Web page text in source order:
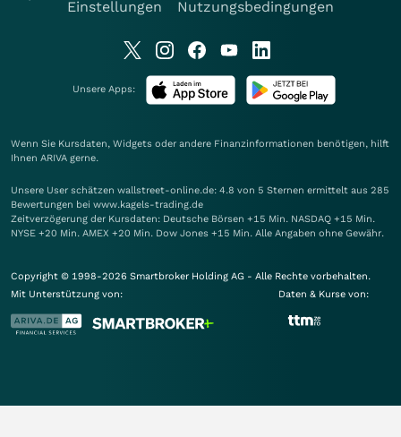
Einstellungen
Nutzungsbedingungen
Unsere Apps:
Wenn Sie Kursdaten, Widgets oder andere Finanzinformationen benötigen, hilft
Ihnen ARIVA gerne.
Unsere User schätzen wallstreet-online.de: 4.8 von 5 Sternen ermittelt aus 285
Bewertungen bei www.kagels-trading.de
Zeitverzögerung der Kursdaten: Deutsche Börsen +15 Min. NASDAQ +15 Min.
NYSE +20 Min. AMEX +20 Min. Dow Jones +15 Min. Alle Angaben ohne Gewähr.
Copyright © 1998-2026 Smartbroker Holding AG - Alle Rechte vorbehalten.
Mit Unterstützung von:
Daten & Kurse von: